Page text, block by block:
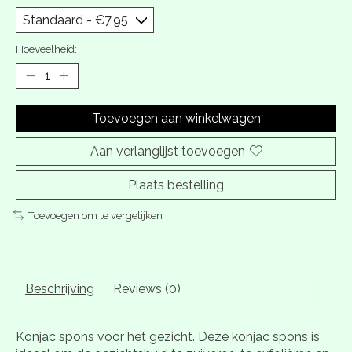
Hoeveelheid:
Toevoegen aan winkelwagen
Aan verlanglijst toevoegen
Plaats bestelling
Toevoegen om te vergelijken
Beschrijving Reviews (0)
Konjac spons voor het gezicht. Deze konjac spons is